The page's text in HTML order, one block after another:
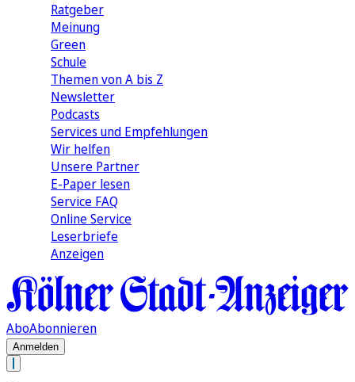
Ratgeber
Meinung
Green
Schule
Themen von A bis Z
Newsletter
Podcasts
Services und Empfehlungen
Wir helfen
Unsere Partner
E-Paper lesen
Service FAQ
Online Service
Leserbriefe
Anzeigen
AboAbonnieren
Anmelden